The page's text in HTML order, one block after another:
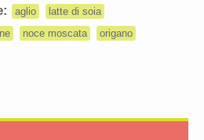
aglio
latte di soia
noce moscata
origano